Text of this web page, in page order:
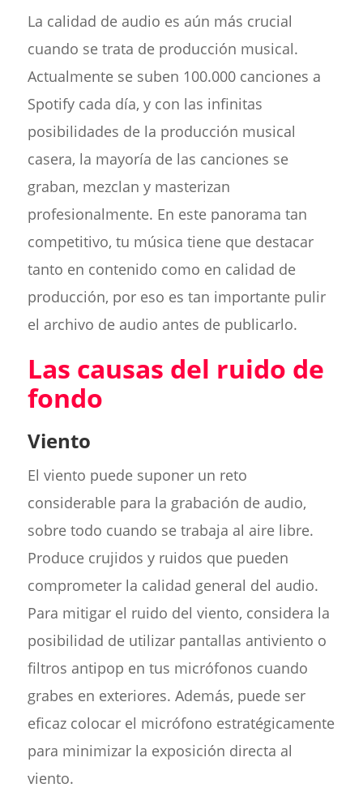
La calidad de audio es aún más crucial
cuando se trata de producción musical.
Actualmente se suben 100.000 canciones a
Spotify cada día, y con las infinitas
posibilidades de la producción musical
casera, la mayoría de las canciones se
graban, mezclan y masterizan
profesionalmente. En este panorama tan
competitivo, tu música tiene que destacar
tanto en contenido como en calidad de
producción, por eso es tan importante pulir
el archivo de audio antes de publicarlo.
Las causas del ruido de
fondo
Viento
El viento puede suponer un reto
considerable para la grabación de audio,
sobre todo cuando se trabaja al aire libre.
Produce crujidos y ruidos que pueden
comprometer la calidad general del audio.
Para mitigar el ruido del viento, considera la
posibilidad de utilizar pantallas antiviento o
filtros antipop en tus micrófonos cuando
grabes en exteriores. Además, puede ser
eficaz colocar el micrófono estratégicamente
para minimizar la exposición directa al
viento.